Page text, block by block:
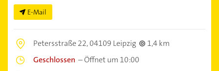
E-Mail
Petersstraße 22,04109 Leipzig
1,4 km
Geschlossen –Öffnet um 10:00